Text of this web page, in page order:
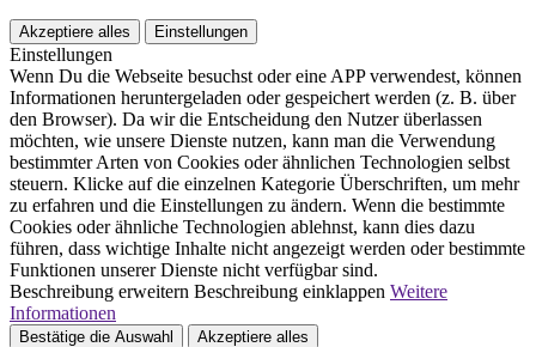
Akzeptiere alles Einstellungen
Einstellungen
Wenn Du die Webseite besuchst oder eine APP verwendest, können
Informationen heruntergeladen oder gespeichert werden (z. B. über
den Browser). Da wir die Entscheidung den Nutzer überlassen
möchten, wie unsere Dienste nutzen, kann man die Verwendung
bestimmter Arten von Cookies oder ähnlichen Technologien selbst
steuern. Klicke auf die einzelnen Kategorie Überschriften, um mehr
zu erfahren und die Einstellungen zu ändern. Wenn die bestimmte
Cookies oder ähnliche Technologien ablehnst, kann dies dazu
führen, dass wichtige Inhalte nicht angezeigt werden oder bestimmte
Funktionen unserer Dienste nicht verfügbar sind.
Beschreibung erweitern Beschreibung einklappen Weitere
Informationen
Bestätige die Auswahl
Akzeptiere alles